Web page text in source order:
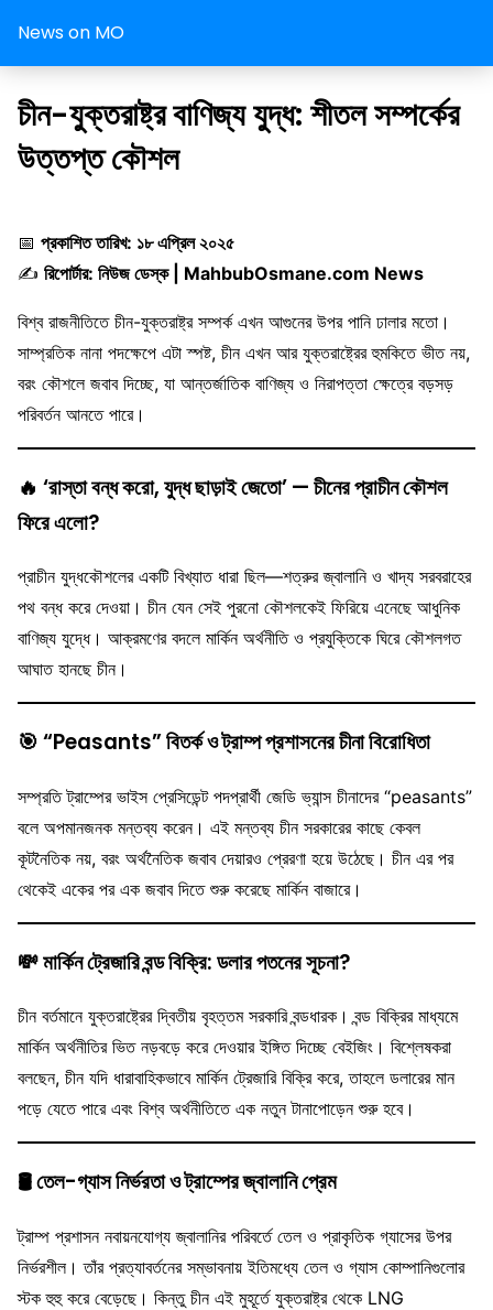
News on MO
চীন-যুক্তরাষ্ট্র বাণিজ্য যুদ্ধ: শীতল সম্পর্কের
উত্তপ্ত কৌশল
📅 প্রকাশিত তারিখ: ১৮ এপ্রিল ২০২৫
✍️ রিপোর্টার: নিউজ ডেস্ক | MahbubOsmane.com News
বিশ্ব রাজনীতিতে চীন-যুক্তরাষ্ট্র সম্পর্ক এখন আগুনের উপর পানি ঢালার মতো।
সাম্প্রতিক নানা পদক্ষেপে এটা স্পষ্ট, চীন এখন আর যুক্তরাষ্ট্রের হুমকিতে ভীত নয়,
বরং কৌশলে জবাব দিচ্ছে, যা আন্তর্জাতিক বাণিজ্য ও নিরাপত্তা ক্ষেত্রে বড়সড়
পরিবর্তন আনতে পারে।
🔥 ‘রাস্তা বন্ধ করো, যুদ্ধ ছাড়াই জেতো’ — চীনের প্রাচীন কৌশল
ফিরে এলো?
প্রাচীন যুদ্ধকৌশলের একটি বিখ্যাত ধারা ছিল—শত্রুর জ্বালানি ও খাদ্য সরবরাহের
পথ বন্ধ করে দেওয়া। চীন যেন সেই পুরনো কৌশলকেই ফিরিয়ে এনেছে আধুনিক
বাণিজ্য যুদ্ধে। আক্রমণের বদলে মার্কিন অর্থনীতি ও প্রযুক্তিকে ঘিরে কৌশলগত
আঘাত হানছে চীন।
🎯“Peasants” বিতর্ক ও ট্রাম্প প্রশাসনের চীনা বিরোধিতা
সম্প্রতি ট্রাম্পের ভাইস প্রেসিডেন্ট পদপ্রার্থী জেডি ভ্যান্স চীনাদের “peasants”
বলে অপমানজনক মন্তব্য করেন। এই মন্তব্য চীন সরকারের কাছে কেবল
কূটনৈতিক নয়, বরং অর্থনৈতিক জবাব দেয়ারও প্রেরণা হয়ে উঠেছে। চীন এর পর
থেকেই একের পর এক জবাব দিতে শুরু করেছে মার্কিন বাজারে।
💸মার্কিন ট্রেজারি বন্ড বিক্রি: ডলার পতনের সূচনা?
চীন বর্তমানে যুক্তরাষ্ট্রের দ্বিতীয় বৃহত্তম সরকারি বন্ডধারক। বন্ড বিক্রির মাধ্যমে
মার্কিন অর্থনীতির ভিত নড়বড়ে করে দেওয়ার ইঙ্গিত দিচ্ছে বেইজিং। বিশ্লেষকরা
বলছেন, চীন যদি ধারাবাহিকভাবে মার্কিন ট্রেজারি বিক্রি করে, তাহলে ডলারের মান
পড়ে যেতে পারে এবং বিশ্ব অর্থনীতিতে এক নতুন টানাপোড়েন শুরু হবে।
🛢️তেল-গ্যাস নির্ভরতা ও ট্রাম্পের জ্বালানি প্রেম
ট্রাম্প প্রশাসন নবায়নযোগ্য জ্বালানির পরিবর্তে তেল ও প্রাকৃতিক গ্যাসের উপর
নির্ভরশীল। তাঁর প্রত্যাবর্তনের সম্ভাবনায় ইতিমধ্যে তেল ও গ্যাস কোম্পানিগুলোর
স্টক হুহু করে বেড়েছে। কিন্তু চীন এই মুহূর্তে যুক্তরাষ্ট্র থেকে LNG